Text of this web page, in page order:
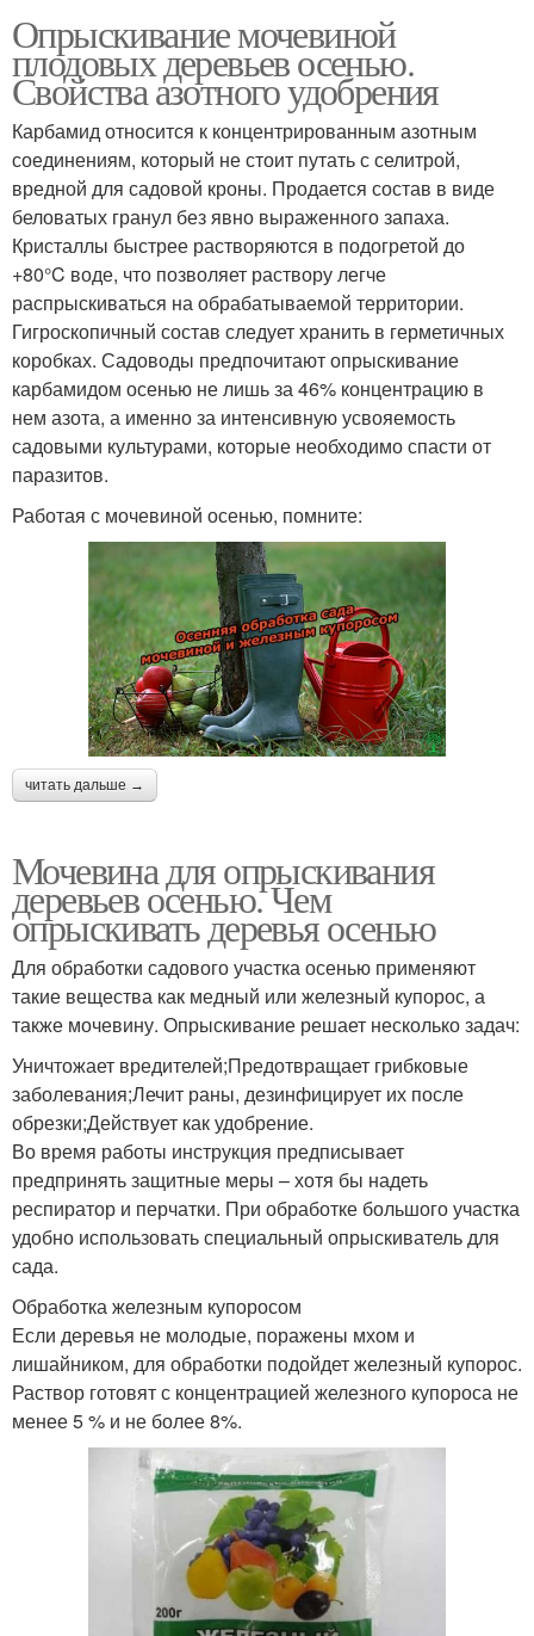
Опрыскивание мочевиной
плодовых деревьев осенью.
Свойства азотного удобрения
Карбамид относится к концентрированным азотным
соединениям, который не стоит путать с селитрой,
вредной для садовой кроны. Продается состав в виде
беловатых гранул без явно выраженного запаха.
Кристаллы быстрее растворяются в подогретой до
+80°C воде, что позволяет раствору легче
распрыскиваться на обрабатываемой территории.
Гигроскопичный состав следует хранить в герметичных
коробках. Садоводы предпочитают опрыскивание
карбамидом осенью не лишь за 46% концентрацию в
нем азота, а именно за интенсивную усвояемость
садовыми культурами, которые необходимо спасти от
паразитов.
Работая с мочевиной осенью, помните:
читать дальше →
Мочевина для опрыскивания
деревьев осенью. Чем
опрыскивать деревья осенью
Для обработки садового участка осенью применяют
такие вещества как медный или железный купорос, а
также мочевину. Опрыскивание решает несколько задач:
Уничтожает вредителей;Предотвращает грибковые
заболевания;Лечит раны, дезинфицирует их после
обрезки;Действует как удобрение.
Во время работы инструкция предписывает
предпринять защитные меры – хотя бы надеть
респиратор и перчатки. При обработке большого участка
удобно использовать специальный опрыскиватель для
сада.
Обработка железным купоросом
Если деревья не молодые, поражены мхом и
лишайником, для обработки подойдет железный купорос.
Раствор готовят с концентрацией железного купороса не
менее 5 % и не более 8%.